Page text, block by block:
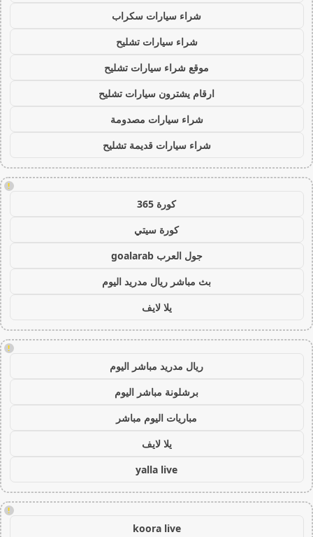
شراء سيارات سكراب
شراء سيارات تشليح
موقع شراء سيارات تشليح
ارقام يشترون سيارات تشليح
شراء سيارات مصدومة
شراء سيارات قديمة تشليح
!
كورة 365
كورة سيتي
جول العرب goalarab
بث مباشر ريال مدريد اليوم
يلا لايف
!
ريال مدريد مباشر اليوم
برشلونة مباشر اليوم
مباريات اليوم مباشر
يلا لايف
yalla live
!
koora live